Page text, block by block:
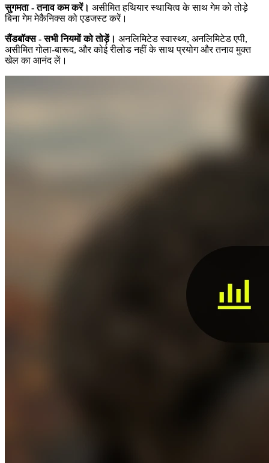
सुगमता - तनाव कम करें। असीमित हथियार स्थायित्व के साथ गेम को तोड़े
बिना गेम मेकैनिक्स को एडजस्ट करें।
सैंडबॉक्स - सभी नियमों को तोड़ें। अनलिमिटेड स्वास्थ्य, अनलिमिटेड एपी,
असीमित गोला-बारूद, और कोई रीलोड नहीं के साथ प्रयोग और तनाव मुक्त
खेल का आनंद लें।